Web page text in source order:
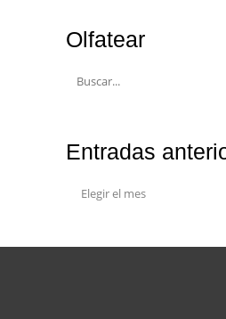
Olfatear
Entradas
anteriores